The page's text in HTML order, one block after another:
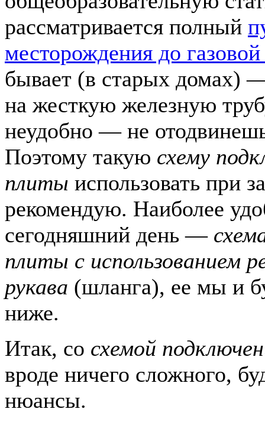
рассматривается полный
месторождения до
бывает (в старых домах)
на жесткую железную
неудобно — не
Поэтому такую схему
плиты использовать при
рекомендую. Наиболее
сегодняшний день —
плиты с использованием
рукава (шланга), ее мы и
ниже.
Итак, со схемой
вроде ничего сложного,
нюансы.